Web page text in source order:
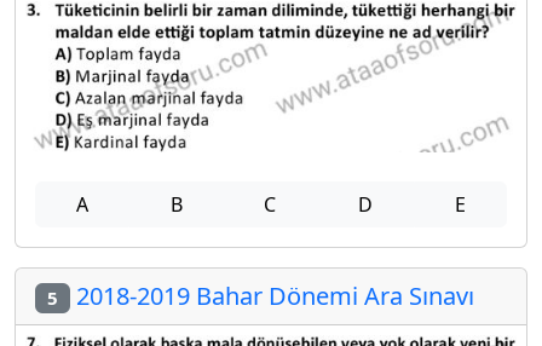
A B C D E
5 2018-2019 Bahar Dönemi Ara Sınavı